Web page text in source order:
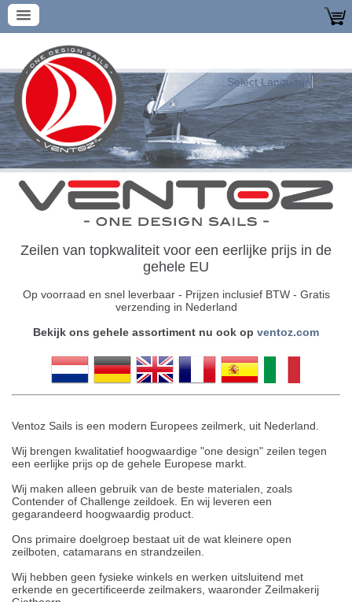
Select Language▼
Zeilen van topkwaliteit voor een eerlijke prijs in de
gehele EU
Op voorraad en snel leverbaar- Prijzen inclusief BTW - Gratis
verzending in Nederland
Bekijk ons gehele assortiment nu ook op ventoz.com
Ventoz Sails is een modern Europees zeilmerk, uit Nederland.
Wij brengen kwalitatief hoogwaardige "one design" zeilen tegen
een eerlijke prijs op de gehele Europese markt.
Wij maken alleen gebruik van de beste materialen, zoals
Contender of Challenge zeildoek. En wij leveren een
gegarandeerd hoogwaardig product.
Ons primaire doelgroep bestaat uit de wat kleinere open
zeilboten, catamarans en strandzeilen.
Wij hebben geen fysieke winkels en werken uitsluitend met
erkende en gecertificeerde zeilmakers, waaronder Zeilmakerij